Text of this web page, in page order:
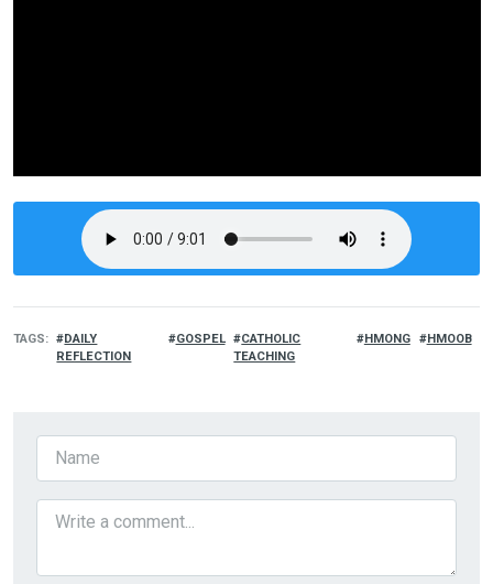
TAGS
DAILY
REFLECTION
GOSPEL
CATHOLIC
TEACHING
HMONG HMOOB